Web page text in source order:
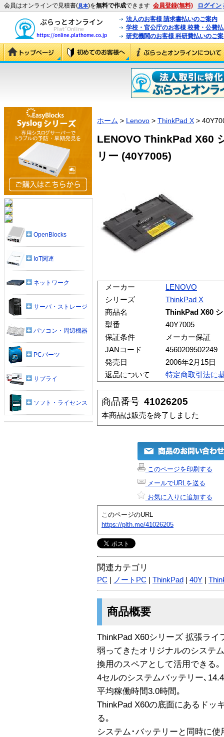
会員はオンラインで見積書(見本)を無料で作成できます 会員登録(無料) ログイン
法人のお客様 請求書払いのご案内
学校・官公庁のお客様 校費・公費
研究機関のお客様 科研費払いのご
ホーム > Lenovo > ThinkPad X >
LENOVO ThinkPad X60
リー (40Y7005)
メーカー
LENOVO
シリーズ
ThinkPad X
商品名
ThinkPad X60
型番
40Y7005
保証条件
メーカー保証
JANコード
4560209502249
発売日
2006年2月15日
返品について
特定商取引法に
商品番号 41026205
本商品は販売を終了しました
このページを印刷する
メールでURLを送る
お気に入りに追加する
このページのURL
https://plth.me/41026205
関連カテゴリ
PC ノートPC ThinkPad 40Y
商品概要
ThinkPad X60シリーズ 拡張ライ
弱ってきたオリジナルのシステ
換用のスペアとして活用できる｡
4セルのシステムバッテリー､
平均稼働時間3.0時間｡
ThinkPad X60の底面にあるドッ
る｡
システム･バッテリーと同時に
OpenBlocks
IoT関連
ネットワーク
サーバ・ストレージ
パソコン・周辺機器
PCパーツ
サプライ
ソフト・ライセンス